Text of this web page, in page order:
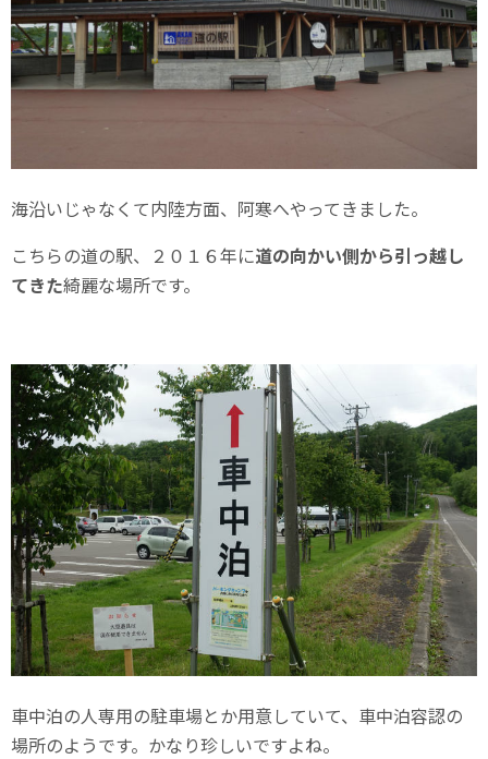
海沿いじゃなくて内陸方面、阿寒へやってきました。
こちらの道の駅、２０１６年に道の向かい側から引っ越し
てきた綺麗な場所です。
車中泊の人専用の駐車場とか用意していて、車中泊容認の
場所のようです。かなり珍しいですよね。